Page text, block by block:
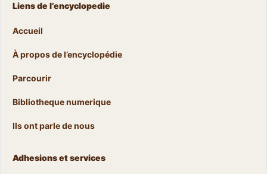
Liens de l’encyclopedie
Accueil
À propos de l’encyclopédie
Parcourir
Bibliotheque numerique
Ils ont parle de nous
Adhesions et services